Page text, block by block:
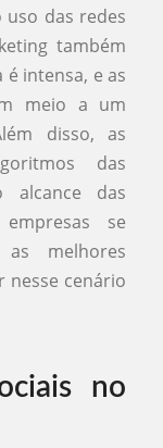
uso das redes
também
intensa, e as
meio a um
disso, as
das
alcance das
se
as melhores
nesse cenário
no